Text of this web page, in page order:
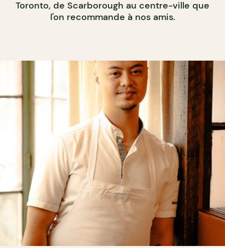
Toronto, de Scarborough au centre-ville que
l'on recommande à nos amis.